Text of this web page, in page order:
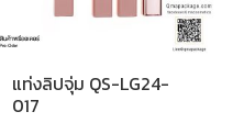
แท่งลิปจุ่ม QS-LG24-
017